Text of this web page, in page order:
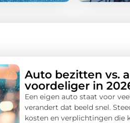
Auto bezitten vs.
voordeliger in
Een eigen auto staat voor
verandert dat beeld snel.
kosten en verplichtingen die